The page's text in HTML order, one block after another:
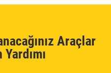
Araçlar